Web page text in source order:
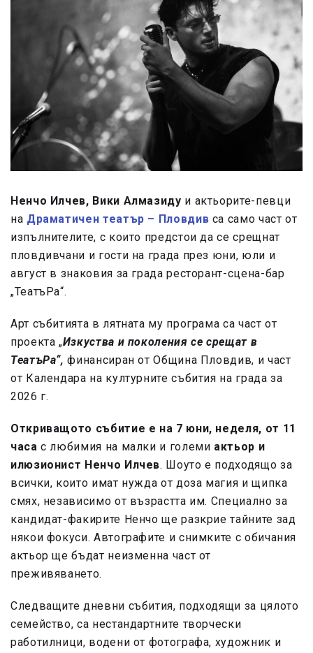
Ненчо Илчев, Вики Алмазиду и актьорите-певци
на Драматичен театър – Пловдив са само част от
изпълнителите, с които предстои да се срещнат
пловдивчани и гости на града през юни, юли и
август в знаковия за града ресторант-сцена-бар
„ТеатъРа“.
Арт събитията в лятната му програма са част от
проекта „Изкуства и поколения се срещат в
ТеатъРа“, финансиран от Община Пловдив, и част
от Календара на културните събития на града за
2026 г.
Откриващото събитие е на 7 юни, неделя, от 11
часа с любимия на малки и големи актьор и
илюзионист Ненчо Илчев. Шоуто е подходящо за
всички, които имат нужда от доза магия и щипка
смях, независимо от възрастта им. Специално за
кандидат-факирите Ненчо ще разкрие тайните зад
някои фокуси. Автографите и снимките с обичания
актьор ще бъдат неизменна част от
преживяването.
Следващите дневни събития, подходящи за цялото
семейство, са нестандартните творчески
работилници, водени от фотографа, художник и